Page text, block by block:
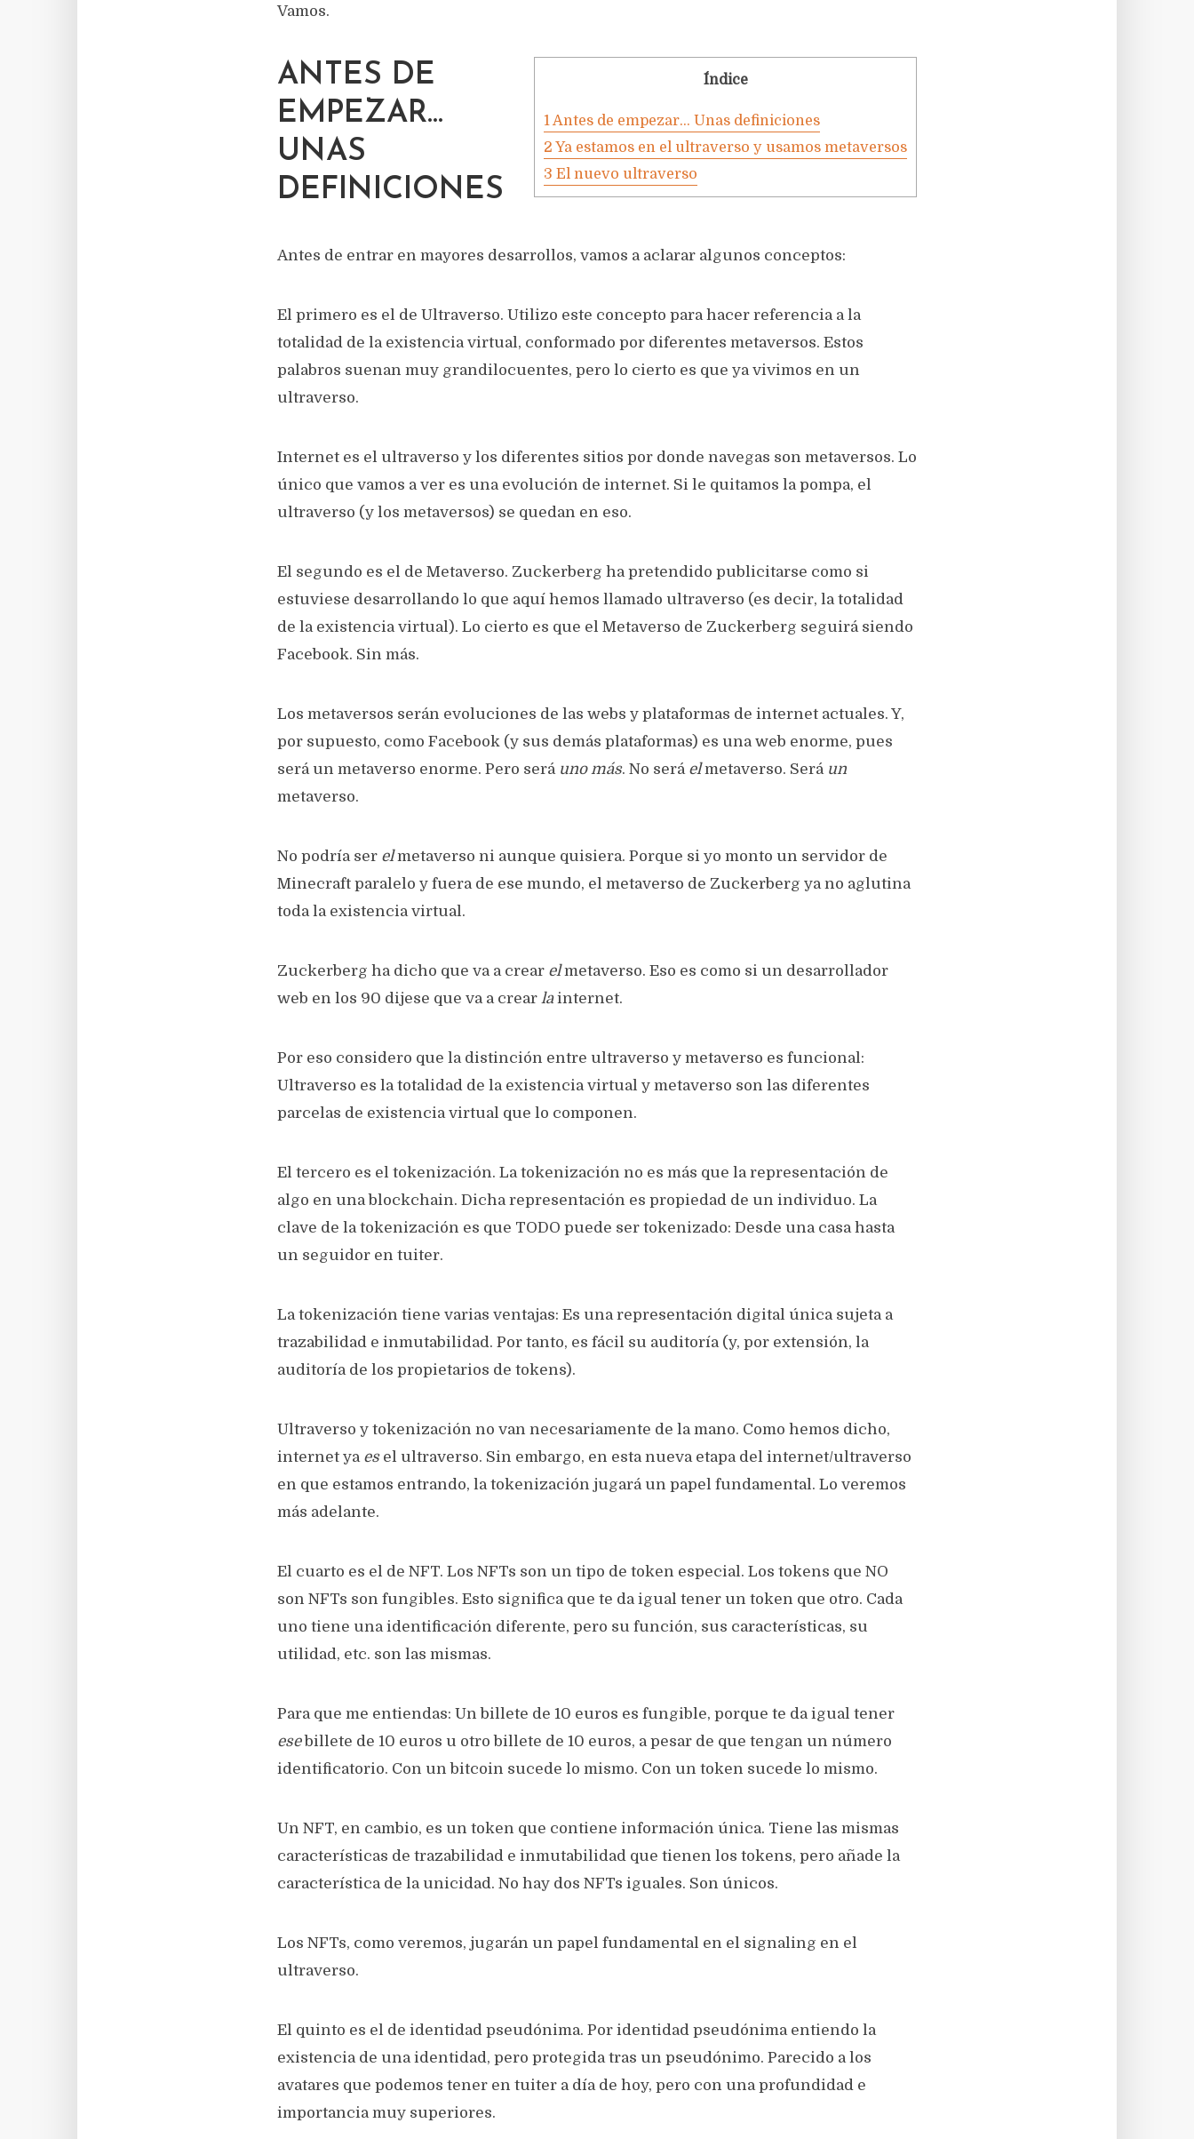
Vamos.
Índice
1Antes de empezar… Unas definiciones
2 Ya estamos en el ultraverso y usamos metaversos
3 El nuevo ultraverso
ANTES DE
EMPEZAR…
UNAS
DEFINICIONES
Antes de entrar en mayores desarrollos, vamos a aclarar algunos conceptos:
El primero es el de Ultraverso. Utilizo este concepto para hacer referencia a la
totalidad de la existencia virtual, conformado por diferentes metaversos. Estos
palabros suenan muy grandilocuentes, pero lo cierto es que ya vivimos en un
ultraverso.
Internet es el ultraverso y los diferentes sitios por donde navegas son metaversos. Lo
único que vamos a ver es una evolución de internet. Si le quitamos la pompa, el
ultraverso (y los metaversos) se quedan en eso.
El segundo es el de Metaverso. Zuckerberg ha pretendido publicitarse como si
estuviese desarrollando lo que aquí hemos llamado ultraverso (es decir, la totalidad
de la existencia virtual). Lo cierto es que el Metaverso de Zuckerberg seguirá siendo
Facebook. Sin más.
Los metaversos serán evoluciones de las webs y plataformas de internet actuales. Y,
por supuesto, como Facebook (y sus demás plataformas) es una web enorme, pues
será un metaverso enorme. Pero será uno más. No será elmetaverso. Será un
metaverso.
No podría ser elmetaverso ni aunque quisiera. Porque si yo monto un servidor de
Minecraft paralelo y fuera de ese mundo, el metaverso de Zuckerberg ya no aglutina
toda la existencia virtual.
Zuckerberg ha dicho que va a crear elmetaverso. Eso es como si un desarrollador
web en los 90 dijese que va a crear lainternet.
Por eso considero que la distinción entre ultraverso y metaverso es funcional:
Ultraverso es la totalidad de la existencia virtual y metaverso son las diferentes
parcelas de existencia virtual que lo componen.
El tercero es el tokenización. La tokenización no es más que la representación de
algo en una blockchain. Dicha representación es propiedad de un individuo. La
clave de la tokenización es que TODO puede ser tokenizado: Desde una casa hasta
un seguidor en tuiter.
La tokenización tiene varias ventajas: Es una representación digital única sujeta a
trazabilidad e inmutabilidad. Por tanto, es fácil su auditoría (y, por extensión, la
auditoría de los propietarios de tokens).
Ultraverso y tokenización no van necesariamente de la mano. Como hemos dicho,
internet ya esel ultraverso. Sin embargo, en esta nueva etapa del internet/ultraverso
en que estamos entrando, la tokenización jugará un papel fundamental. Lo veremos
más adelante.
El cuarto es el de NFT. Los NFTs son un tipo de token especial. Los tokens que NO
son NFTs son fungibles. Esto significa que te da igual tener un token que otro. Cada
uno tiene una identificación diferente, pero su función, sus características, su
utilidad, etc. son las mismas.
Para que me entiendas: Un billete de 10 euros es fungible, porque te da igual tener
esebillete de 10 euros u otro billete de 10 euros, a pesar de que tengan un número
identificatorio. Con un bitcoin sucede lo mismo. Con un token sucede lo mismo.
Un NFT, en cambio, es un token que contiene información única. Tiene las mismas
características de trazabilidad e inmutabilidad que tienen los tokens, pero añade la
característica de la unicidad. No hay dos NFTs iguales. Son únicos.
Los NFTs, como veremos, jugarán un papel fundamental en el signaling en el
ultraverso.
El quinto es el de identidad pseudónima. Por identidad pseudónima entiendo la
existencia de una identidad, pero protegida tras un pseudónimo. Parecido a los
avatares que podemos tener en tuiter a día de hoy, pero con una profundidad e
importancia muy superiores.